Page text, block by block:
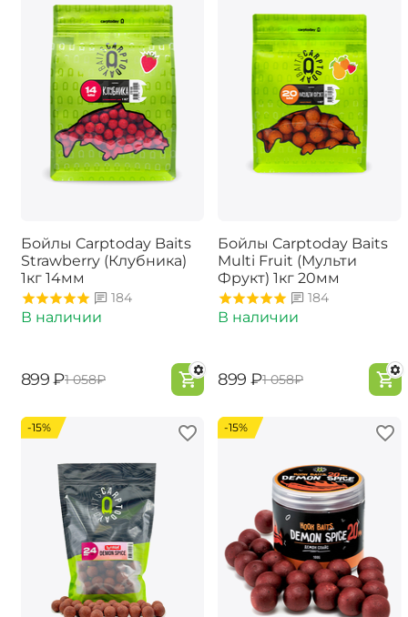
Бойлы Carptoday Baits
Strawberry (Клубника)
1кг 14мм
184
В наличии
‍899‍ ₽‍1 058‍₽
Бойлы Carptoday Baits
Multi Fruit (Мульти
Фрукт) 1кг 20мм
184
В наличии
‍899‍ ₽‍1 058‍₽
-15% -15%